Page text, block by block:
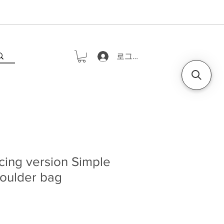
로그인
version Simple
bag